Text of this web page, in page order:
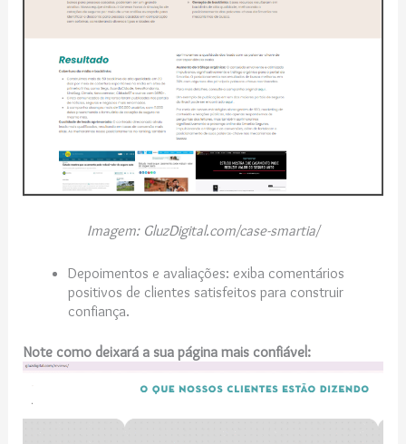
Imagem: GluzDigital.com/case-smartia/
Depoimentos e avaliações: exiba comentários
positivos de clientes satisfeitos para construir
confiança.
Note como deixará a sua página mais confiável: